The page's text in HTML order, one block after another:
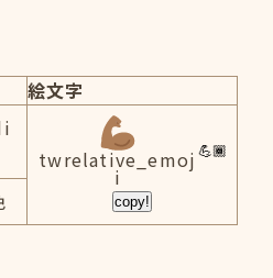
絵文字
twrelative_emoj
i
copy!